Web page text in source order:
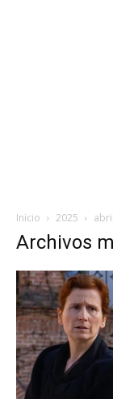
Inicio 2025 abril
Archivos